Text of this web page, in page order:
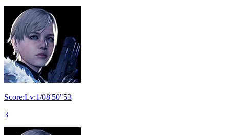
Score:Lv:1/08'50"53
3